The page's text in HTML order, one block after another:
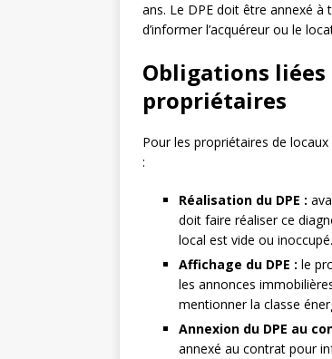
ans. Le DPE doit être annexé
d’informer l’acquéreur ou le
Obligations liées
propriétaires
Pour les propriétaires de
:
Réalisation du DPE :
doit faire réaliser ce
local est vide ou inoccupé.
Affichage du DPE : le
les annonces
mentionner la classe
Annexion du DPE au
annexé au contrat pour